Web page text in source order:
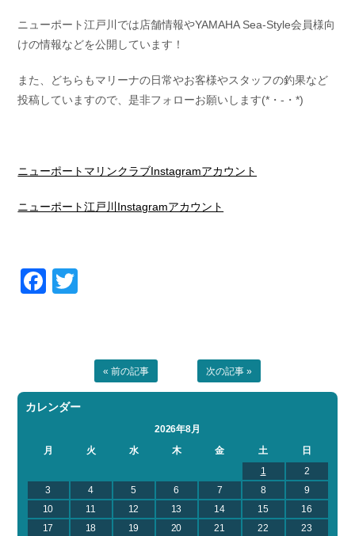
ニューポート江戸川では店舗情報やYAMAHA Sea-Style会員様向
けの情報などを公開しています！
また、どちらもマリーナの日常やお客様やスタッフの釣果など
投稿していますので、是非フォローお願いします(*・-・*)
ニューポートマリンクラブInstagramアカウント
ニューポート江戸川Instagramアカウント
Facebook
« 前の記事 次の記事 »
カレンダー
2026年8月
月
火 水 木 金 土
日
1
2
3
4 5 6 7 8
9
10
11 12 13 14 15
16
17
18 19 20 21 22
23